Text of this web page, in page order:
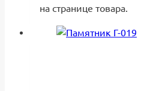
на странице товара.